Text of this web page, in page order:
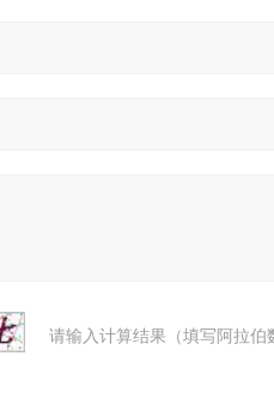
请输入计算结果（填写阿拉伯